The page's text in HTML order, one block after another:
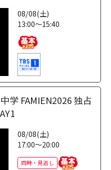
08/08(土)
13:00～15:40
学 FAMIEN2026 独占
08/08(土)
17:00～20:00
同時・見逃し